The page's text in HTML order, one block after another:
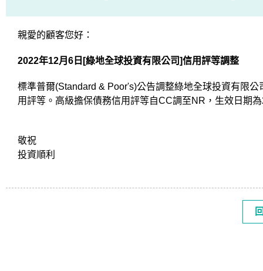
親愛的顧客您好：
2022年12月6日[綠地全球投資有限公司]信用評等調整
標準普爾(Standard & Poor's)公告調整綠地全球投資有限
用評等。高級擔保債務信用評等自CC調至NR，生效日期
敬祝
投資順利